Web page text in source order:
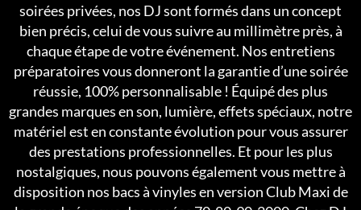
soirées privées, nos DJ sont formés dans un concept
bien précis, celui de vous suivre au millimètre près, à
chaque étape de votre événement. Nos entretiens
préparatoires vous donneront la garantie d’une soirée
réussie, 100% personnalisable ! Équipé des plus
grandes marques en son, lumière, effets spéciaux, notre
matériel est en constante évolution pour vous assurer
des prestations professionnelles. Et pour les plus
nostalgiques, nous pouvons également vous mettre à
disposition nos bacs à vinyles en version Club Maxi de